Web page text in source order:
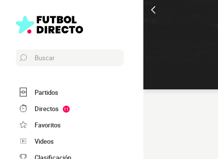
Buscar
Partidos
Directos
11
Favoritos
Videos